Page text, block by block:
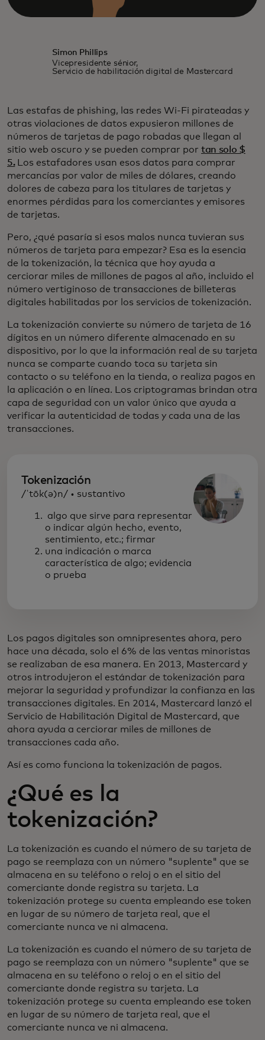
Simon Phillips
Vicepresidente sénior,
Servicio de habilitación digital de Mastercard
Las estafas de phishing, las redes Wi-Fi pirateadas y
otras violaciones de datos expusieron millones de
números de tarjetas de pago robadas que llegan al
sitio web oscuro y se pueden comprar por tan solo $
5.Los estafadores usan esos datos para comprar
mercancías por valor de miles de dólares, creando
dolores de cabeza para los titulares de tarjetas y
enormes pérdidas para los comerciantes y emisores
de tarjetas.
Pero, ¿qué pasaría si esos malos nunca tuvieran sus
números de tarjeta para empezar? Esa es la esencia
de la tokenización, la técnica que hoy ayuda a
cerciorar miles de millones de pagos al año, incluido el
número vertiginoso de transacciones de billeteras
digitales habilitadas por los servicios de tokenización.
La tokenización convierte su número de tarjeta de 16
dígitos en un número diferente almacenado en su
dispositivo, por lo que la información real de su tarjeta
nunca se comparte cuando toca su tarjeta sin
contacto o su teléfono en la tienda, o realiza pagos en
la aplicación o en línea. Los criptogramas brindan otra
capa de seguridad con un valor único que ayuda a
verificar la autenticidad de todas y cada una de las
transacciones.
Tokenización
/ˈtōk(ə)n/ • sustantivo
algo que sirve para representar
o indicar algún hecho, evento,
sentimiento, etc.; firmar
una indicación o marca
característica de algo; evidencia
o prueba
Los pagos digitales son omnipresentes ahora, pero
hace una década, solo el 6% de las ventas minoristas
se realizaban de esa manera. En 2013, Mastercard y
otros introdujeron el estándar de tokenización para
mejorar la seguridad y profundizar la confianza en las
transacciones digitales. En 2014, Mastercard lanzó el
Servicio de Habilitación Digital de Mastercard, que
ahora ayuda a cerciorar miles de millones de
transacciones cada año.
Así es como funciona la tokenización de pagos.
¿Qué es la
tokenización?
La tokenización es cuando el número de su tarjeta de
pago se reemplaza con un número "suplente" que se
almacena en su teléfono o reloj o en el sitio del
comerciante donde registra su tarjeta. La
tokenización protege su cuenta empleando ese token
en lugar de su número de tarjeta real, que el
comerciante nunca ve ni almacena.
La tokenización es cuando el número de su tarjeta de
pago se reemplaza con un número "suplente" que se
almacena en su teléfono o reloj o en el sitio del
comerciante donde registra su tarjeta. La
tokenización protege su cuenta empleando ese token
en lugar de su número de tarjeta real, que el
comerciante nunca ve ni almacena.